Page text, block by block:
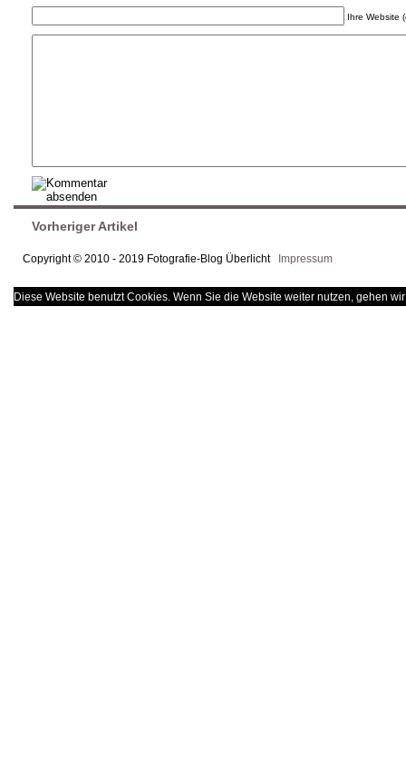
Ihre Website
Vorheriger Artikel
Copyright © 2010 - 2019 Fotografie-Blog Überlicht Impressum
Diese Website benutzt Cookies. Wenn Sie die Website weiter nutzen, gehen